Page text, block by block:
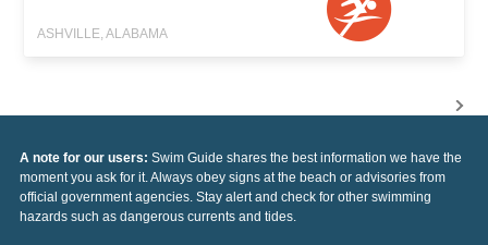
ASHVILLE, ALABAMA
A note for our users: Swim Guide shares the best information we have the
moment you ask for it. Always obey signs at the beach or advisories from
official government agencies. Stay alert and check for other swimming
hazards such as dangerous currents and tides.